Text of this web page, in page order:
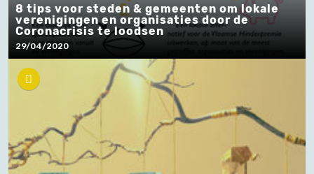
8 tips voor steden & gemeenten om lokale
verenigingen en organisaties door de
Coronacrisis te loodsen
29/04/2020